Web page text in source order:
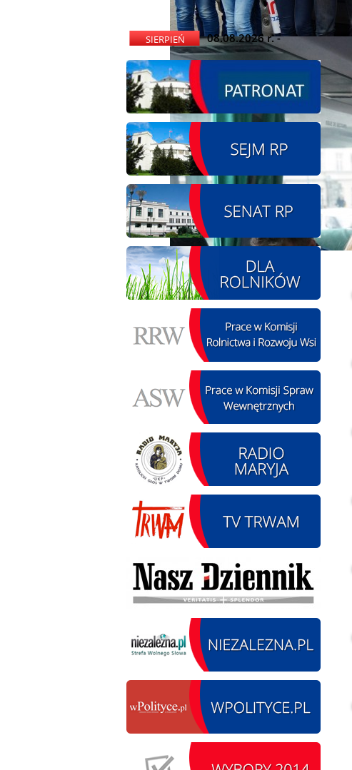
SIERPIEŃ
08
08.08.2026 r. -
Dożynki i
SIERPIEŃ
08
08.08.2026 r. - Piknik
integracyjny. Krępa
60 u Sołtysa
SIERPIEŃ
09
09.08.2026 r. -
Jubileusz OSP. Żerniki
czytaj więcej
SIERPIEŃ
11
11.08.2026 r. -
Popisanie unowy z
firmą Boenig. Łódź
czytaj więcej
SIERPIEŃ
12
Oddanie drogi.
czytaj więcej
13
Pojazdów
zabytkowych. Wieluń
Ożarów
czytaj więcej
14.08.2026 r. - Dzień